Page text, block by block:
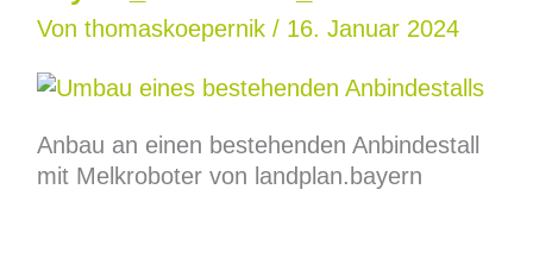
Von thomaskoepernik / 16. Januar 2024
Anbau an einen bestehenden Anbindestall
mit Melkroboter von landplan.bayern